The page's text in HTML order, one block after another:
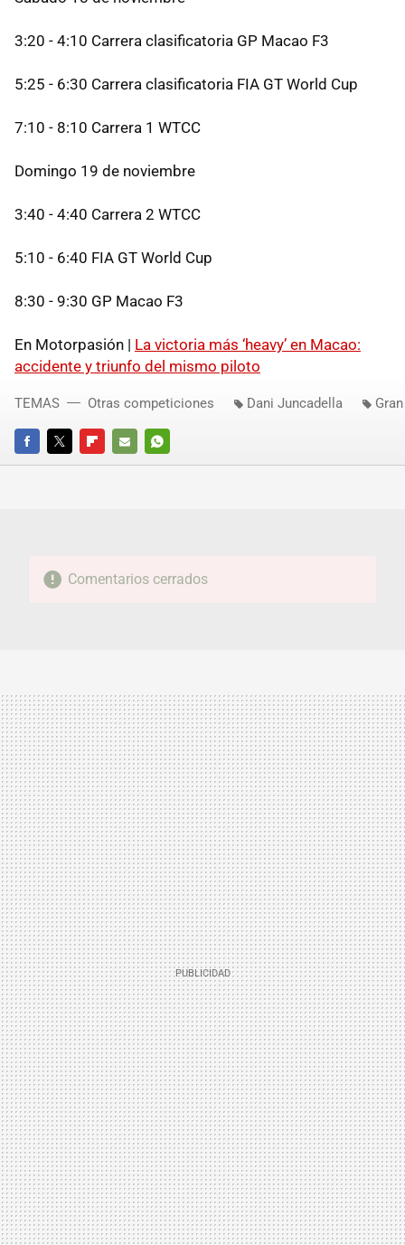
3:20 - 4:10 Carrera clasificatoria GP Macao F3
5:25 - 6:30 Carrera clasificatoria FIA GT World Cup
7:10 - 8:10 Carrera 1 WTCC
Domingo 19 de noviembre
3:40 - 4:40 Carrera 2 WTCC
5:10 - 6:40 FIA GT World Cup
8:30 - 9:30 GP Macao F3
En Motorpasión | La victoria más ‘heavy’ en Macao:
accidente y triunfo del mismo piloto
FACEBOOKTWITTERFLIPBOARD
E-
WHATSAPP
TEMAS Otras competiciones Dani Juncadella
Comentarios cerrados